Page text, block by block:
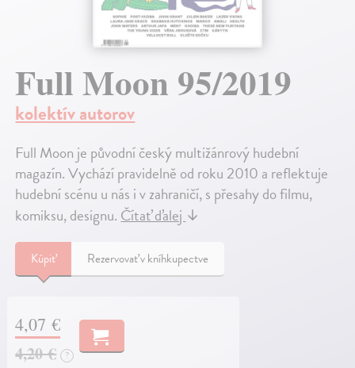
Full Moon 95/2019
kolektív autorov
Full Moon je původní český multižánrový hudební
magazín. Vychází pravidelně od roku 2010 a reflektuje
hudební scénu u nás i v zahraničí, s přesahy do filmu,
komiksu, designu.Čítať ďalej↓
Kúpiť Rezervovať v kníhkupectve
4,07 €
4,20 € ?